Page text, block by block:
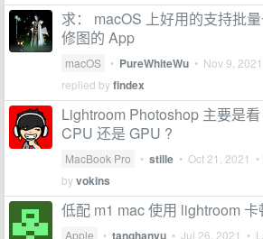
求： macOS 上好用的支持批
修图的 App
macOS • PureWhiteWu • Nov 9, 2021
replied byfindex
Lightroom Photoshop 主要是
CPU 还是 GPU ?
MacBook Pro • stille • Oct 21, 2021
byvokins
低配 m1 mac 使用 lightroom
Apple • tanghanyu • Jul 26, 2021 •